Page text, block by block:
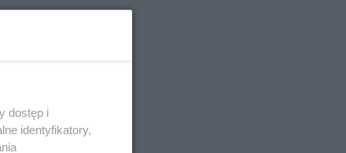
dostęp i
identyfikatory,